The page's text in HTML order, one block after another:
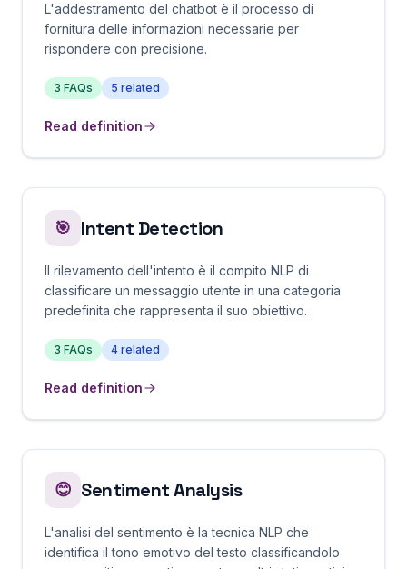
L'addestramento del chatbot è il processo di
fornitura delle informazioni necessarie per
rispondere con precisione.
3 FAQs 5 related
Read definition
🎯 Intent Detection
Il rilevamento dell'intento è il compito NLP di
classificare un messaggio utente in una categoria
predefinita che rappresenta il suo obiettivo.
3 FAQs 4 related
Read definition
😊 Sentiment Analysis
L'analisi del sentimento è la tecnica NLP che
identifica il tono emotivo del testo classificandolo